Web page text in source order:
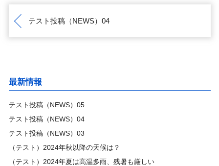
テスト投稿（NEWS）04
最新情報
テスト投稿（NEWS）05
テスト投稿（NEWS）04
テスト投稿（NEWS）03
（テスト）2024年秋以降の天候は？
（テスト）2024年夏は高温多雨、残暑も厳しい